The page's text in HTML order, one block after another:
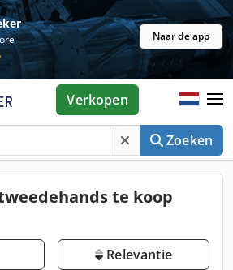
Naar de app
Zoeken
Verkopen
te koop
Relevantie